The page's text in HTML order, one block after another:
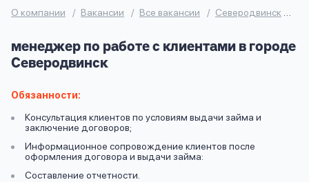
О компании Вакансии Все вакансии Северодвинск
менеджер по работе с клиентами в городе
Северодвинск
Обязанности:
Консультация клиентов по условиям выдачи займа и
заключение договоров;
Информационное сопровождение клиентов после
оформления договора и выдачи займа:
Составление отчетности.
контакты
Задать
Ок
Ок
Я
правилами
предоставления
политикой
даю
согласие
на
обработку
личных